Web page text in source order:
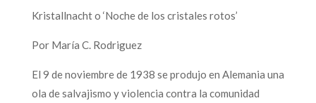
Kristallnacht o ‘Noche de los cristales rotos’
Por María C. Rodriguez
El 9 de noviembre de 1938 se produjo en Alemania una
ola de salvajismo y violencia contra la comunidad